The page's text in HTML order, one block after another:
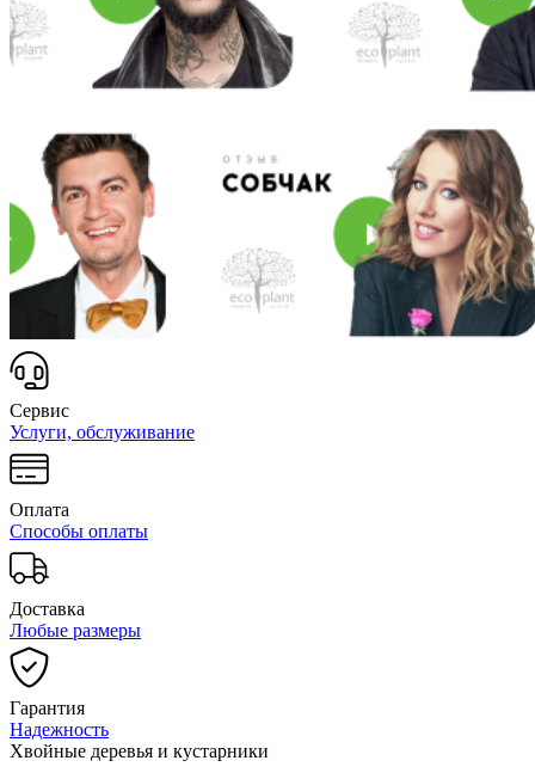
Сервис
Услуги, обслуживание
Оплата
Способы оплаты
Доставка
Любые размеры
Гарантия
Надежность
Хвойные деревья и кустарники